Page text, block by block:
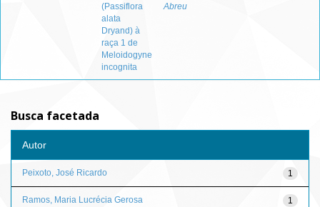
(Passiflora
alata
Dryand) à
raça 1 de
Meloidogyne
incognita
Abreu
Busca facetada
Autor
1
Peixoto, José Ricardo
1
Ramos, Maria Lucrécia Gerosa